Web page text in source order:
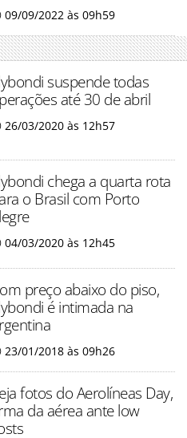
09/09/2022 às 09h59
suspende todas
até 30 de abril
26/03/2020 às 12h57
chega a quarta rota
o Brasil com Porto
04/03/2020 às 12h45
preço abaixo do piso,
é intimada na
23/01/2018 às 09h26
fotos do Aerolíneas Day,
da aérea ante low